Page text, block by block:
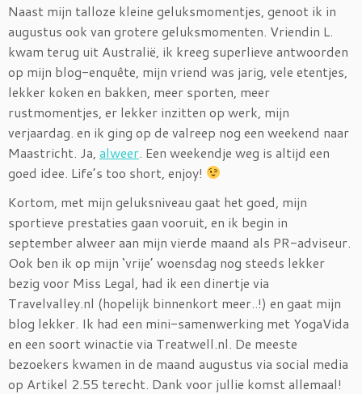
Naast mijn talloze kleine geluksmomentjes, genoot ik in
augustus ook van grotere geluksmomenten. Vriendin L.
kwam terug uit Australië, ik kreeg superlieve antwoorden
op mijn blog-enquête, mijn vriend was jarig, vele etentjes,
lekker koken en bakken, meer sporten, meer
rustmomentjes, er lekker inzitten op werk, mijn
verjaardag. en ik ging op de valreep nog een weekend naar
Maastricht. Ja, alweer. Een weekendje weg is altijd een
goed idee. Life’s too short, enjoy!
Kortom, met mijn geluksniveau gaat het goed, mijn
sportieve prestaties gaan vooruit, en ik begin in
september alweer aan mijn vierde maand als PR-adviseur.
Ook ben ik op mijn ‘vrije’ woensdag nog steeds lekker
bezig voor Miss Legal, had ik een dinertje via
Travelvalley.nl (hopelijk binnenkort meer..!) en gaat mijn
blog lekker. Ik had een mini-samenwerking met YogaVida
en een soort winactie via Treatwell.nl. De meeste
bezoekers kwamen in de maand augustus via social media
op Artikel 2.55 terecht. Dank voor jullie komst allemaal!